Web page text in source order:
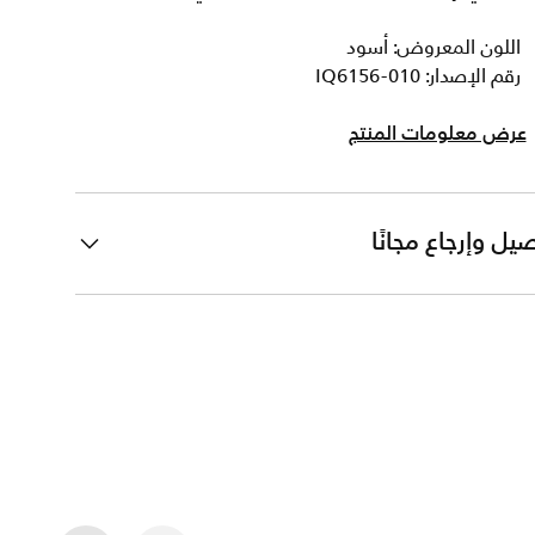
اللون المعروض: أسود
رقم الإصدار: IQ6156-010
عرض معلومات المنتج
وإرجاع مجانًا